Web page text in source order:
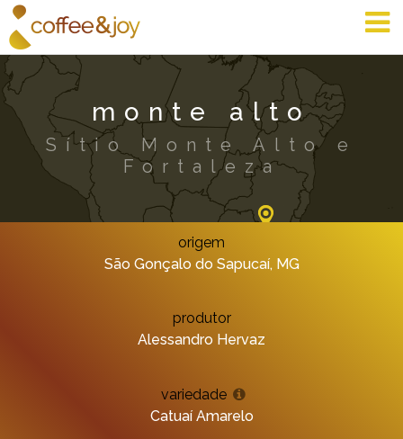
monte alto
Sítio Monte Alto e
Fortaleza
origem
São Gonçalo do Sapucaí, MG
produtor
Alessandro Hervaz
variedade
Catuaí Amarelo